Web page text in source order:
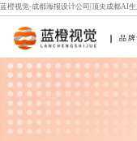
蓝橙视觉-成都海报设计公司|顶尖成都AI
品牌